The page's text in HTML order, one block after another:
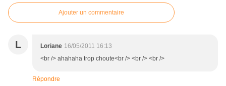
Ajouter un commentaire
L Loriane 16/05/2011 16:13
<br /> ahahaha trop choute<br /> <br /> <br />
Répondre